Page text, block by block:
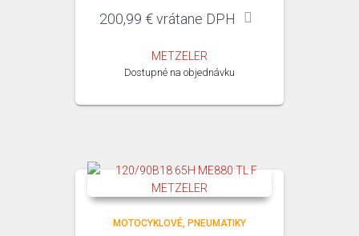
200,99 €vrátane DPH
METZELER
Dostupné na objednávku
MOTOCYKLOVÉ PNEUMATIKY